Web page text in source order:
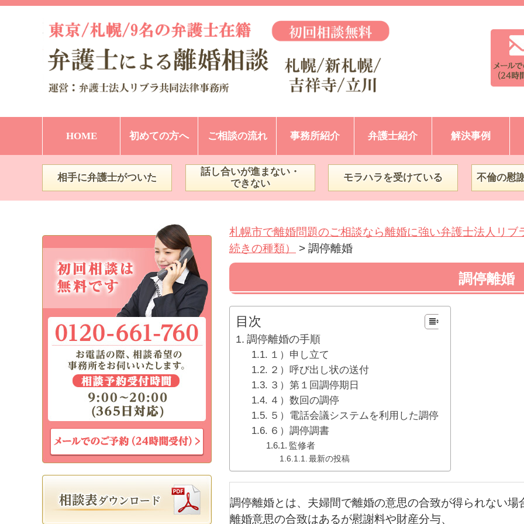
HOME 初めての方へ ご相談の流れ 事務所紹介 弁護士紹介 解決事例
相手に弁護士がついた
話し合いが進まない・
できない
モラハラを受けている 不倫の慰
札幌市で離婚問題のご相談なら離婚に強い弁護士法人リブ
続きの種類）
> 調停離婚
調停離婚
目次
調停離婚の手順
１）申し立て
２）呼び出し状の送付
３）第１回調停期日
４）数回の調停
５）電話会議システムを利用した調停
６）調停調書
監修者
最新の投稿
調停離婚とは、夫婦間で離婚の意思の合致が得られない場
離婚意思の合致はあるが慰謝料や財産分与、